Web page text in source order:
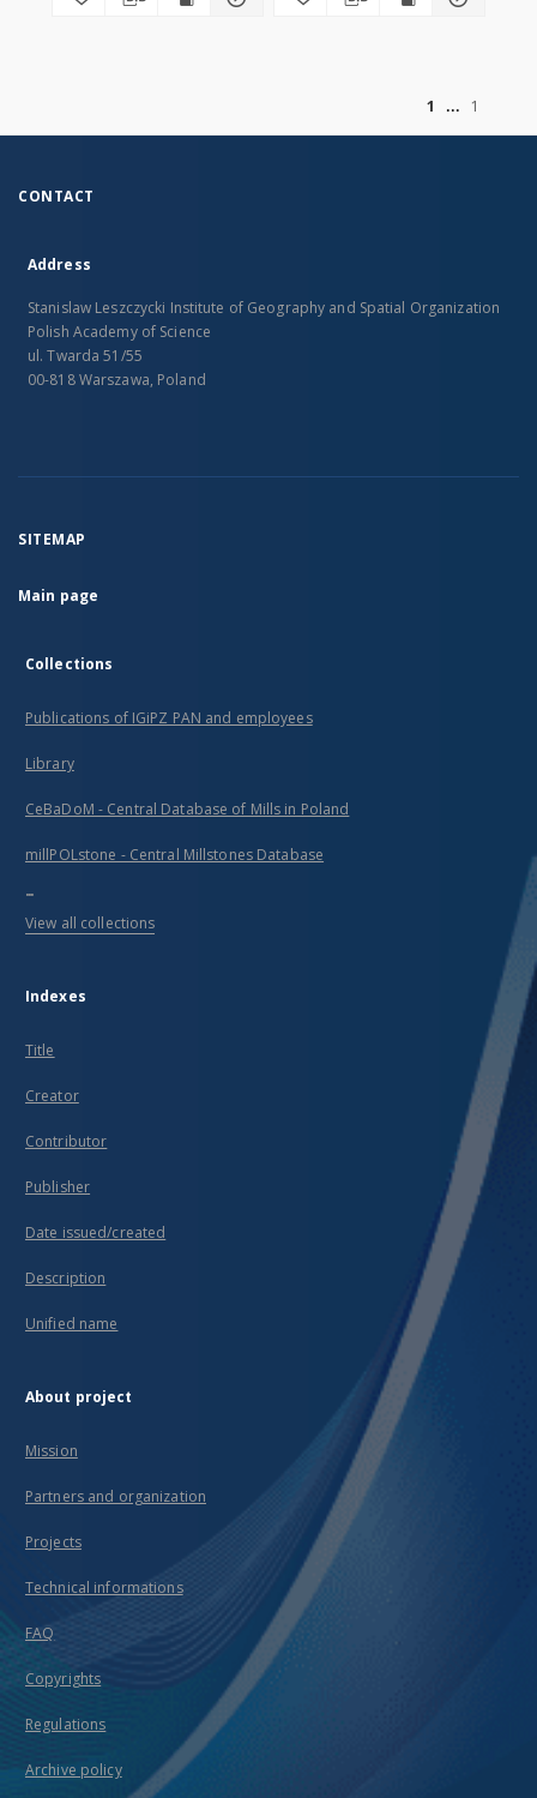
1
1
CONTACT
Address
Stanislaw Leszczycki Institute of Geography and Spatial Organization
Polish Academy of Science
ul. Twarda 51/55
00-818 Warszawa, Poland
SITEMAP
Main page
Collections
Publications of IGiPZ PAN and employees
Library
CeBaDoM - Central Database of Mills in Poland
millPOLstone - Central Millstones Database
...
View all collections
Indexes
Title
Creator
Contributor
Publisher
Date issued/created
Description
Unified name
About project
Mission
Partners and organization
Projects
Technical informations
FAQ
Copyrights
Regulations
Archive policy